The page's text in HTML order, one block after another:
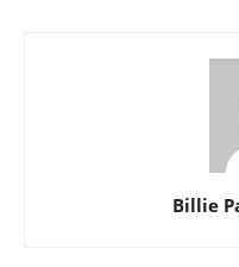
Billie